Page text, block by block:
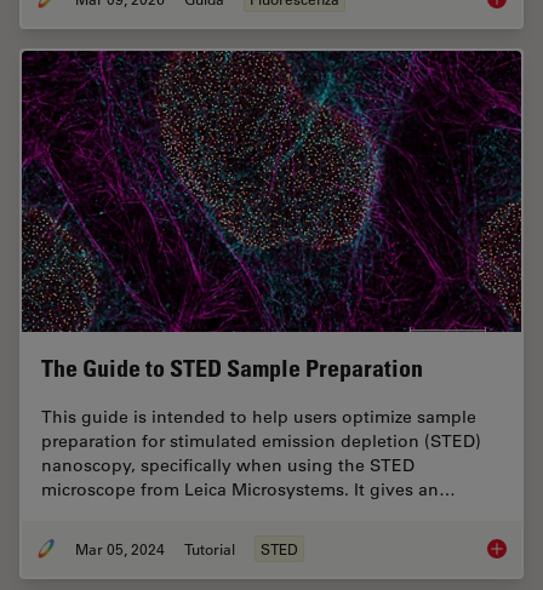
The Guide to STED Sample Preparation
This guide is intended to help users optimize sample
preparation for stimulated emission depletion (STED)
nanoscopy, specifically when using the STED
microscope from Leica Microsystems. It gives an…
Mar 05, 2024 Tutorial STED The